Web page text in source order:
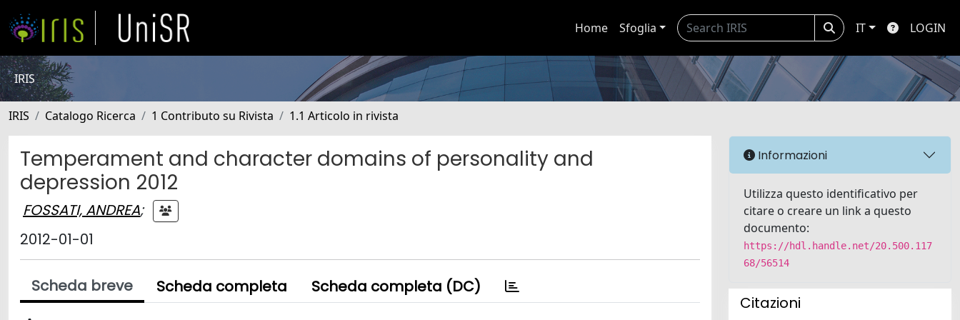
Home Sfoglia IT LOGIN
IRIS
IRIS Catalogo Ricerca 1 Contributo su Rivista 1.1 Articolo in rivista
Temperament and character domains of personality and
depression 2012
FOSSATI, ANDREA;
2012-01-01
Scheda breve Scheda completa Scheda completa (DC)
Informazioni
Utilizza questo identificativo per
citare o creare un link a questo
documento:
https://hdl.handle.net/20.500.117
68/56514
Citazioni